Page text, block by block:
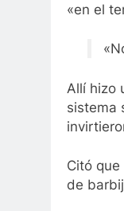
«en el
Allí hizo
sistema
Citó
de